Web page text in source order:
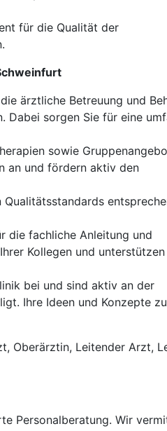
für die Qualität der
ärztliche Betreuung und
Dabei sorgen Sie für eine
sowie
an und fördern aktiv den
die fachliche Anleitung und
Kollegen und
bei und sind aktiv an der
Ihre Ideen und Konzepte
Oberärztin, Leitender Arzt,
Personalberatung. Wir